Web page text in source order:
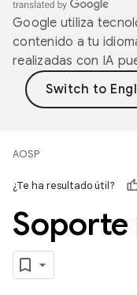
Google utiliza
contenido a tu
realizadas con IA
AOSP
¿Te ha resultado útil?